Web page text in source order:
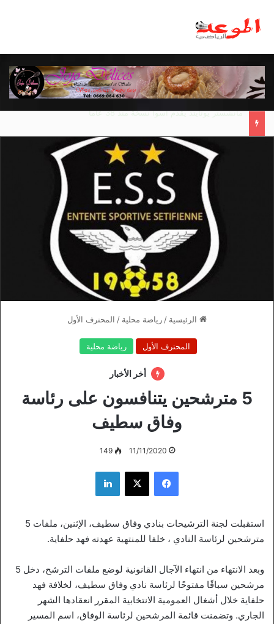
الرئيسية / رياضة محلية / المحترف الأول
المحترف الأول رياضة محلية
أخر الأخبار
5 مترشحين يتنافسون على رئاسة
وفاق سطيف
11/11/2020
149
فيسبوك ‫X لينكدإن
استقبلت لجنة الترشيحات بنادي وفاق سطيف، الإثنين، ملفات 5
مترشحين لرئاسة النادي ، خلفا للمنتهية عهدته فهد حلفاية.
وبعد الانتهاء من انتهاء الآجال القانونية لوضع ملفات الترشح، دخل 5
مرشحين سباقًا مفتوحًا لرئاسة نادي وفاق سطيف، لخلافة فهد
حلفاية خلال أشغال العمومية الانتخابية المقرر انعقادها الشهر
الجاري. وتضمنت قائمة المرشحين لرئاسة الوفاق، اسم المسير